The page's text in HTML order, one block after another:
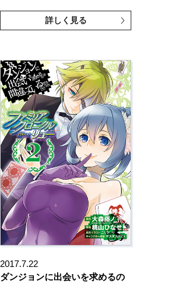
詳しく見る
2017.7.22
ダンジョンに出会いを求めるの